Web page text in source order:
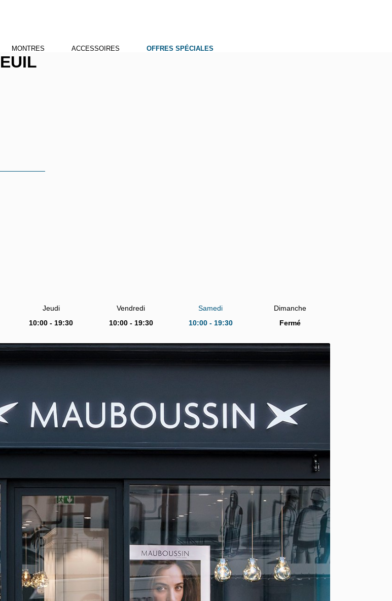
MONTRES ACCESSOIRES OFFRES SPÉCIALES
Jeudi
10:00 - 19:30
Vendredi
10:00 - 19:30
Samedi
10:00 - 19:30
Dimanche
Fermé